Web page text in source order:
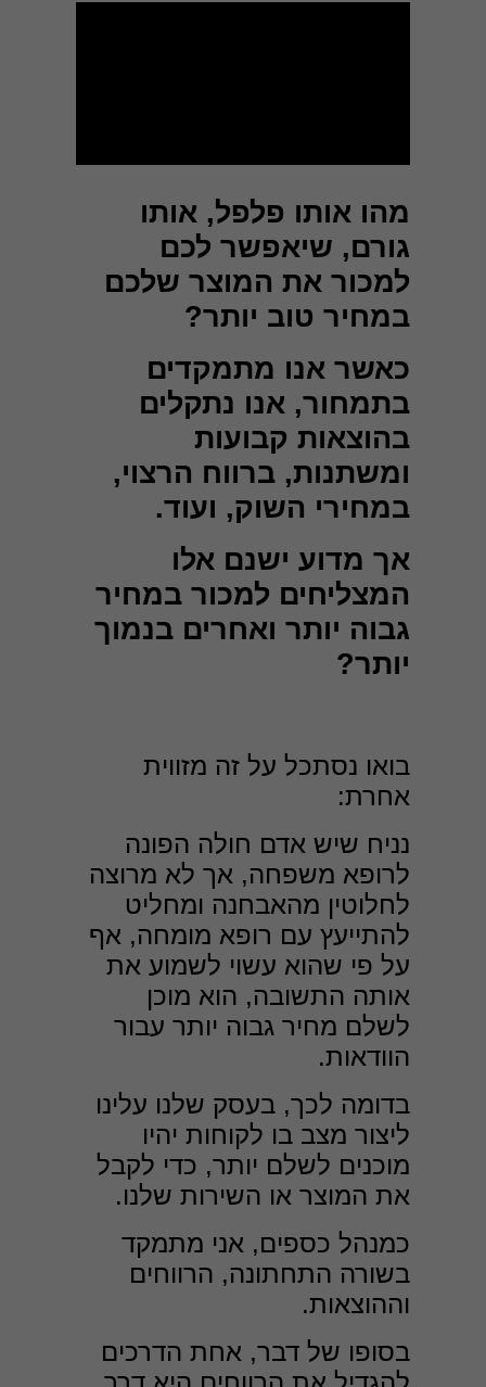
מהו אותו פלפל, אותו
גורם, שיאפשר לכם
למכור את המוצר שלכם
במחיר טוב יותר?
כאשר אנו מתמקדים
בתמחור, אנו נתקלים
בהוצאות קבועות
ומשתנות, ברווח הרצוי,
במחירי השוק, ועוד.
אך מדוע ישנם אלו
המצליחים למכור במחיר
גבוה יותר ואחרים בנמוך
יותר?
בואו נסתכל על זה מזווית
אחרת:
נניח שיש אדם חולה הפונה
לרופא משפחה, אך לא מרוצה
לחלוטין מהאבחנה ומחליט
להתייעץ עם רופא מומחה, אף
על פי שהוא עשוי לשמוע את
אותה התשובה, הוא מוכן
לשלם מחיר גבוה יותר עבור
הוודאות.
בדומה לכך, בעסק שלנו עלינו
ליצור מצב בו לקוחות יהיו
מוכנים לשלם יותר, כדי לקבל
את המוצר או השירות שלנו.
כמנהל כספים, אני מתמקד
בשורה התחתונה, הרווחים
וההוצאות.
בסופו של דבר, אחת הדרכים